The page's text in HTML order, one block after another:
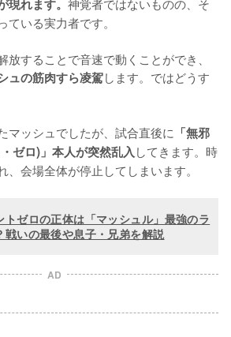
現れます。
いる実力者です。
放することで音速で動くことができ、
ュの筋肉すら凌駕します。ではどうす
マッシュでしたが、試合直後に 「無邪
ゼロ)」本人が突然乱入してきます。時
、会場全体が停止してしまいます。
トゼロの正体は「マッシュル」最強のラ
戦いの最後や息子・兄弟を解説
AD